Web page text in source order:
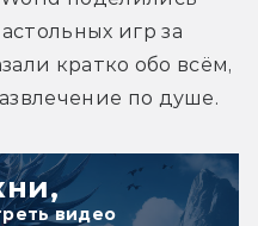
игр за
кратко обо всём,
по душе.
видео